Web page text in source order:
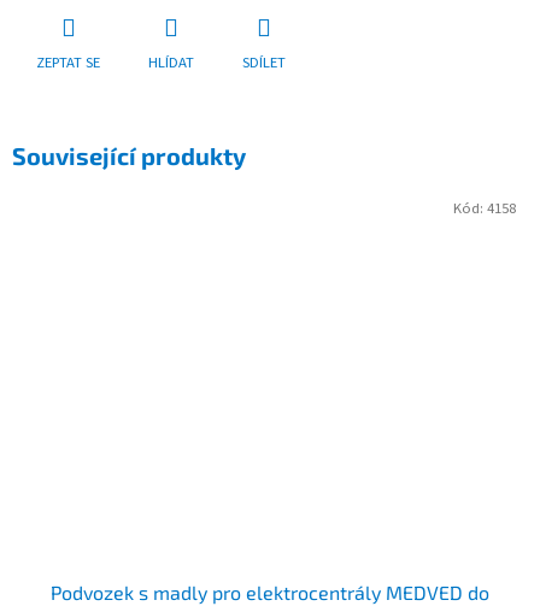
ZEPTAT SE HLÍDAT SDÍLET
Související produkty
Podvozek s madly pro elektrocentrály MEDVED do
Kód: 4158